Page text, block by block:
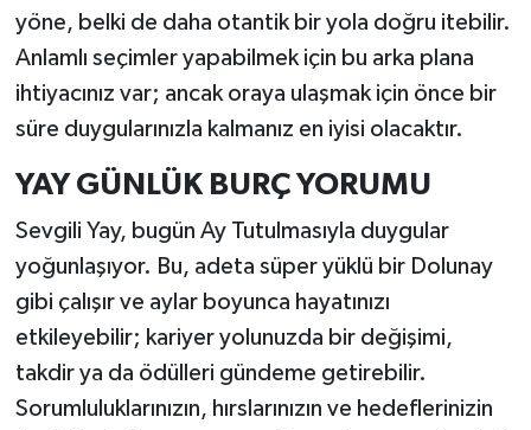
yöne, belki de daha otantik bir yola doğru itebilir.
Anlamlı seçimler yapabilmek için bu arka plana
ihtiyacınız var; ancak oraya ulaşmak için önce bir
süre duygularınızla kalmanız en iyisi olacaktır.
YAY GÜNLÜK BURÇ YORUMU
Sevgili Yay, bugün Ay Tutulmasıyla duygular
yoğunlaşıyor. Bu, adeta süper yüklü bir Dolunay
gibi çalışır ve aylar boyunca hayatınızı
etkileyebilir; kariyer yolunuzda bir değişimi,
takdir ya da ödülleri gündeme getirebilir.
Sorumluluklarınızın, hırslarınızın ve hedeflerinizin